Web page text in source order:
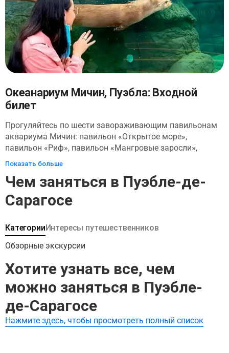
Океанариум Мичин, Пуэбла: Входной
билет
Прогуляйтесь по шести завораживающим павильонам
аквариума Мичин: павильон «Открытое море»,
павильон «Риф», павильон «Мангровые заросли»,
павильон «Джунгли» и лесной павильон. В каждом из
пропустите открытое пространство рек и озер, где
обитают самые интересные существа аквариума. Michin
также предлагает множество развлечений, таких как
Показать больше
Чем заняться в Пуэбле-де-
Сарагосе
КатегорииИнтересы путешественников
Обзорные экскурсии
Хотите узнать все, чем
можно заняться в Пуэбле-
де-Сарагосе
Нажмите здесь, чтобы просмотреть полный список